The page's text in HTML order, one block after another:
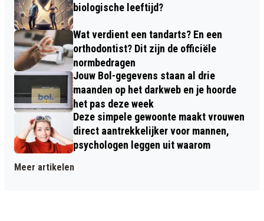
biologische leeftijd?
Wat verdient een tandarts? En een
orthodontist? Dit zijn de officiële
normbedragen
Jouw Bol-gegevens staan al drie
maanden op het darkweb en je hoorde
het pas deze week
Deze simpele gewoonte maakt vrouwen
direct aantrekkelijker voor mannen,
psychologen leggen uit waarom
Meer artikelen